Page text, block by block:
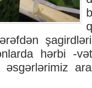
hərbi -